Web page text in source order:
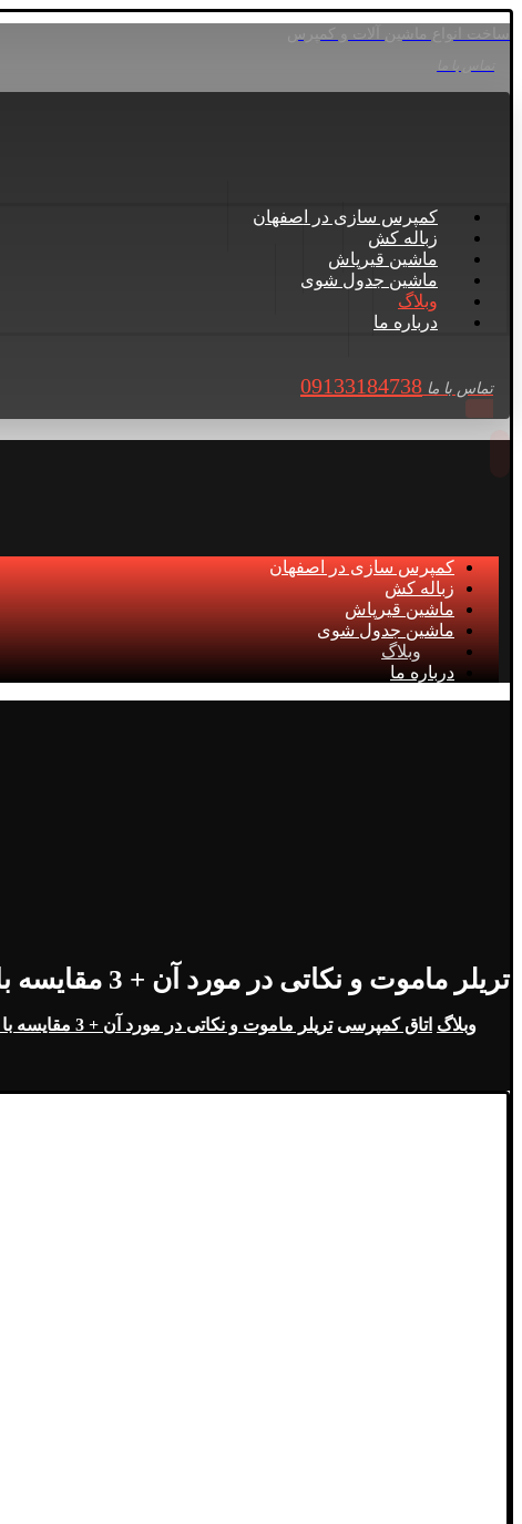
ساخت انواع ماشین آلات و کمپرس
کمپرس سازی در اصفهان
زباله کش
ماشین قیرپاش
ماشین جدول شوی
وبلاگ
درباره ما
تماس با ما 09133184738
کمپرس سازی در اصفهان
زباله کش
ماشین قیرپاش
ماشین جدول شوی
وبلاگ
درباره ما
تریلر ماموت و نکاتی در مورد آن + 3 مقایسه با تریلر اروم
وبلاگ اتاق کمپرسی تریلر ماموت و نکاتی در مورد آن + 3 مقایسه با تریلر اروم